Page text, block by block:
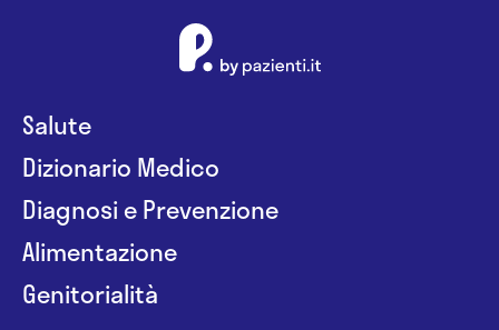
Salute
Dizionario Medico
Diagnosi e Prevenzione
Alimentazione
Genitorialità